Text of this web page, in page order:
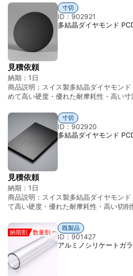
半導体関連部品、精密加工工具、測定機
加工用途など、高い耐久性と加工精度
高性能PCD丸棒です。 特長 ◎高品質多
95%） 高性能超硬材料を使用していま
高硬度材料として優れた性能を有して
摩耗環境下でも長寿命化に貢献します
工用途にも適しています。 ◎優れた熱伝
した性能を維持します。 ◎高い寸法安定
途にも対応可能です。 ◎高密度材料 密
状による高い加工汎用性 特殊工具・耐
す。 ◎スイス製超硬精密材料 高い品質
特性を持つため、鋳造用コア材料、犠牲
材）、精密加工補助材などの用途に利
製造や特殊加工工程において、後工程
して用いられる。 丸棒形状で供給され
助部材、研究用途、特殊工業用途など
情報 項目 内容 材料 溶出性セラミック
g/cm³（材料組成により異なる） 特徴
牲材料として利用可能
寸切
ID：902921
多結晶ダイヤモンド
見積依頼
納期： 1日
商品説明： スイス製多結晶ダイヤモン
めて高い硬度・優れた耐摩耗性・高い
理のもと製造されており、均一な材料品
優れた表面品質を実現しています。 本
Order）に対応しており、用途に応じた
ズが可能です。各種サイズ・特注仕様に
合わせください。 多結晶ダイヤモンド
モンド粒子を高温高圧下で焼結した超
料の中でも特に優れた耐摩耗性と長寿命
た、高い熱伝導性と優れた寸法安定性を
途・耐摩耗用途・半導体関連用途など、
に広く使用されています。 丸板形状は
ク・特殊工具・精密加工用途など、幅
い耐久性と加工精度が求められる分野に
す。 特長（丸板） ◎高品質多結晶ダイ
◎極めて高い硬度 ◎優れた耐摩耗性 ◎
熱伝導性 ◎高精度外径加工対応 ◎丸板
◎スイス製超硬精密材料
寸切
ID：902920
多結晶ダイヤモンド
見積依頼
納期： 1日
商品説明： スイス製多結晶ダイヤモン
て高い硬度・優れた耐摩耗性・高い切
もと製造されており、均一な材料品質・
面品質を実現しています。 多結晶ダイ
なダイヤモンド粒子を高温高圧下で焼結
り、超硬材料の中でも特に優れた耐摩耗
います。 板形状は、耐摩耗プレート・
部品・特殊工具用途など、幅広い用途に
納期割 数量割
既製品
ID：901427
アルミノシリケートガ